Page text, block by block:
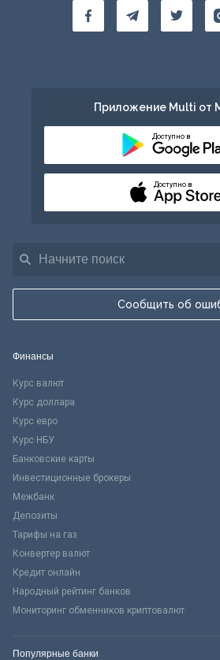
Сообщить об
Приложение Multi от
Доступно в
Доступно в
Финансы
Курс валют
Курс доллара
Курс евро
Курс НБУ
Банковские карты
Инвестиционные брокеры
Межбанк
Депозиты
Тарифы на газ
Конвертер валют
Кредит онлайн
Народный рейтинг банков
Мониторинг обменников криптовалют
Популярные банки